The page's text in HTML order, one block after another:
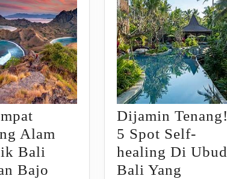
Alam
Bali
Bajo
Dijamin Tenang!
5 Spot Self-
healing Di Ubud
Bali Yang